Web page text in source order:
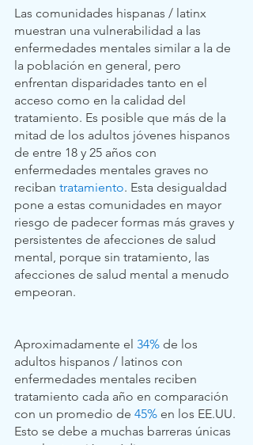
Las comunidades hispanas / latinx
muestran una vulnerabilidad a las
enfermedades mentales similar a la de
la población en general, pero
enfrentan disparidades tanto en el
acceso como en la calidad del
tratamiento. Es posible que más de la
mitad de los adultos jóvenes hispanos
de entre 18 y 25 años con
enfermedades mentales graves no
reciban tratamiento. Esta desigualdad
pone a estas comunidades en mayor
riesgo de padecer formas más graves y
persistentes de afecciones de salud
mental, porque sin tratamiento, las
afecciones de salud mental a menudo
empeoran.
Aproximadamente el 34% de los
adultos hispanos / latinos con
enfermedades mentales reciben
tratamiento cada año en comparación
con un promedio de 45% en los EE.UU.
Esto se debe a muchas barreras únicas